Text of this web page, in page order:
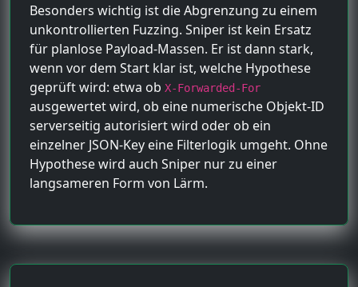
Besonders wichtig ist die Abgrenzung zu einem
unkontrollierten Fuzzing. Sniper ist kein Ersatz
für planlose Payload-Massen. Er ist dann stark,
wenn vor dem Start klar ist, welche Hypothese
geprüft wird: etwa ob X-Forwarded-For
ausgewertet wird, ob eine numerische Objekt-ID
serverseitig autorisiert wird oder ob ein
einzelner JSON-Key eine Filterlogik umgeht. Ohne
Hypothese wird auch Sniper nur zu einer
langsameren Form von Lärm.